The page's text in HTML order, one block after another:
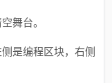
舞台。
是编程区块，右侧